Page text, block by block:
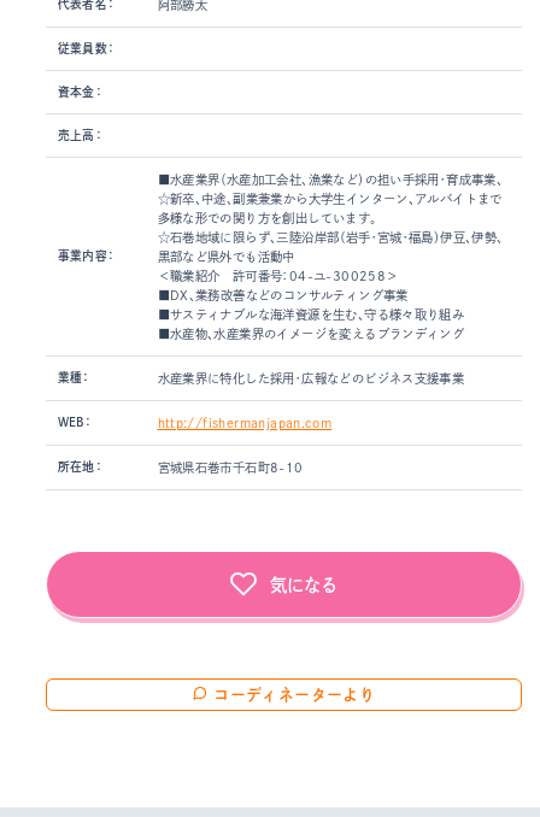
代表者名： 阿部勝太
従業員数：
資本金：
売上高：
事業内容：
■水産業界（水産加工会社、漁業など）の担い手採用・育成事業、
☆新卒、中途、副業兼業から大学生インターン、アルバイトまで
多様な形での関り方を創出しています。
☆石巻地域に限らず、三陸沿岸部（岩手・宮城・福島）伊豆、伊勢、
黒部など県外でも活動中
＜職業紹介 許可番号：04-ユ-300258＞
■DX、業務改善などのコンサルティング事業
■サスティナブルな海洋資源を生む、守る様々取り組み
■水産物、水産業界のイメージを変えるブランディング
業種： 水産業界に特化した採用・広報などのビジネス支援事業
WEB： http://fishermanjapan.com
所在地： 宮城県石巻市千石町8-10
気になる
コーディネーターより